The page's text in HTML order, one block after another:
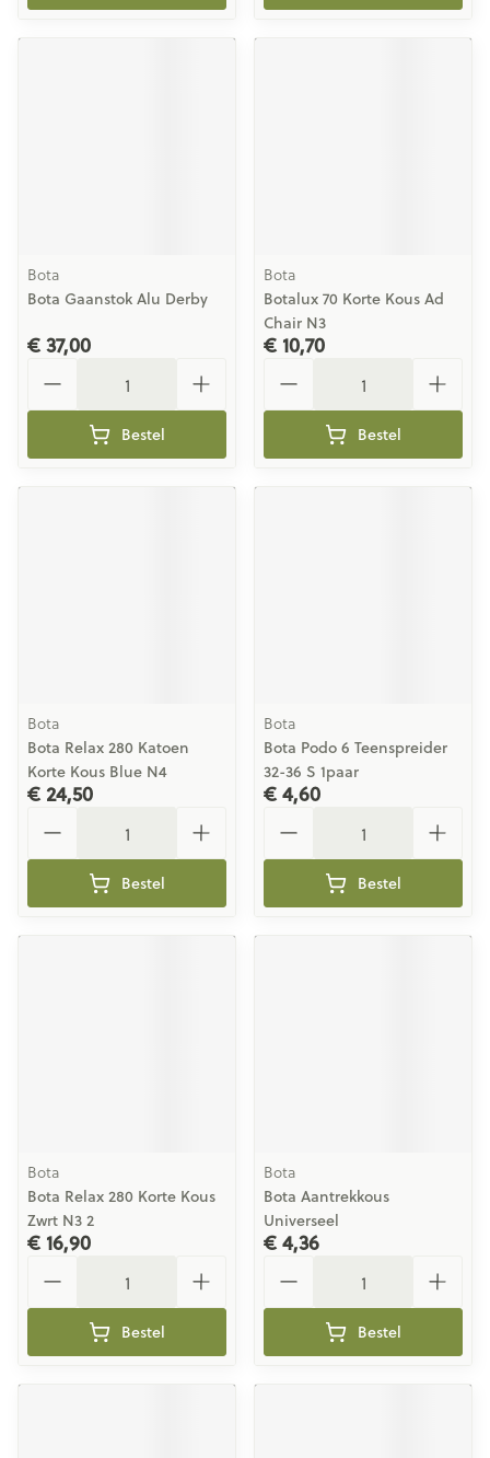
Bota
Bota Gaanstok Alu Derby
€ 37,00
Bestel
Bota
Botalux 70 Korte Kous Ad
Chair N3
€ 10,70
Bestel
Bota
Bota Relax 280 Katoen
Korte Kous Blue N4
€ 24,50
Bestel
Bota
Bota Podo 6 Teenspreider
32-36 S 1paar
€ 4,60
Bestel
Bota
Bota Relax 280 Korte Kous
Zwrt N3 2
€ 16,90
Bestel
Bota
Bota Aantrekkous
Universeel
€ 4,36
Bestel